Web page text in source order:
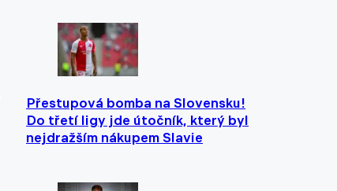
Přestupová bomba na Slovensku!
Do třetí ligy jde útočník, který byl
nejdražším nákupem Slavie